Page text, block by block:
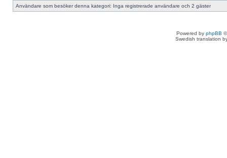
Användare som besöker denna kategori: Inga registrerade användare och 2 gäster
Powered by phpBB
Swedish translation